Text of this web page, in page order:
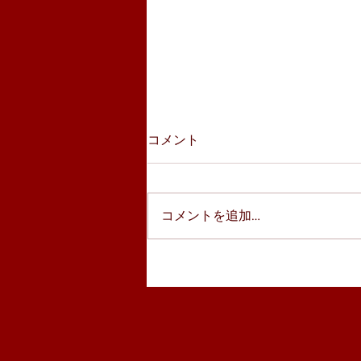
みた！
コメント
コメントを追加…